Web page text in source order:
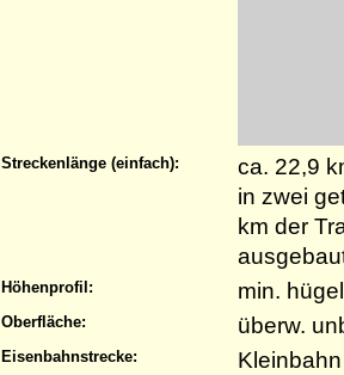
Streckenlänge (einfach):
ca. 22,9
in zwei
km der
Höhenprofil: min.
Oberfläche: überw.
Eisenbahnstrecke: